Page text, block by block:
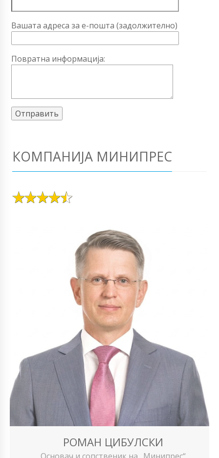
Вашата адреса за е-пошта (задолжително)
Повратна информација:
КОМПАНИЈА МИНИПРЕС
РОМАН ЦИБУЛСКИ